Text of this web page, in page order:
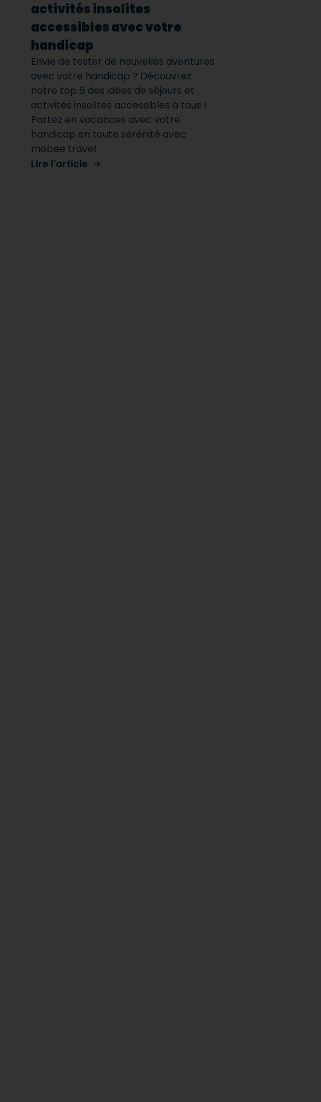
activités insolites
accessibles avec votre
handicap
Envie de tester de nouvelles aventures
avec votre handicap ? Découvrez
notre top 6 des idées de séjours et
activités insolites accessibles à tous !
Partez en vacances avec votre
handicap en toute sérénité avec
mobee travel
Lire l'article